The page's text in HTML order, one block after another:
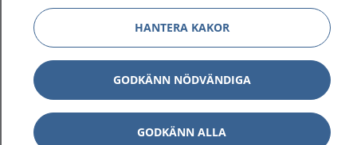
1177 på flera språk Visa
Om 1177 Visa
Kontakt Visa
HANTERA KAKOR
GODKÄNN NÖDVÄNDIGA
GODKÄNN ALLA